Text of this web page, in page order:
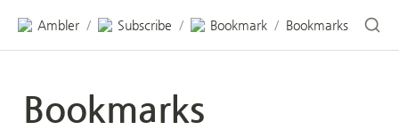
Ambler / Subscribe / Bookmark / Bookmarks
Bookmarks